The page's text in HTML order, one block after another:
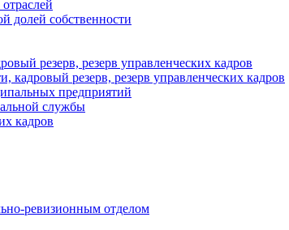
долей собственности
резерв, резерв управленческих кадров
кадровый резерв, резерв управленческих кадров
предприятий
службы
кадров
ревизионным отделом